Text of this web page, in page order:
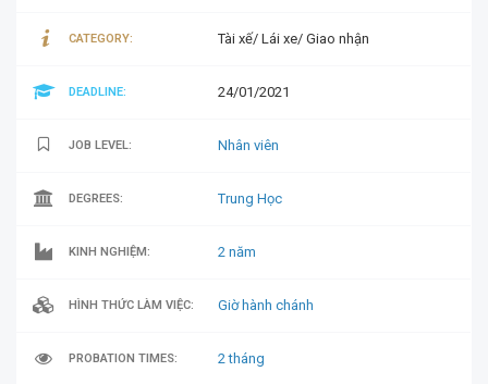
CATEGORY: Tài xế/ Lái xe/ Giao nhận
DEADLINE: 24/01/2021
JOB LEVEL: Nhân viên
DEGREES: Trung Học
KINH NGHIỆM: 2 năm
HÌNH THỨC LÀM VIỆC: Giờ hành chánh
PROBATION TIMES: 2 tháng